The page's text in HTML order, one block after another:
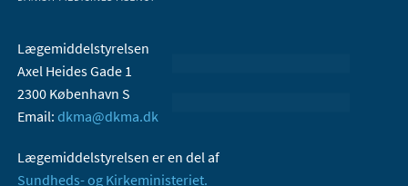
Lægemiddelstyrelsen
Axel Heides Gade 1
2300 København S
Email: dkma@dkma.dk
Lægemiddelstyrelsen er en del af
Sundheds- og Kirkeministeriet.